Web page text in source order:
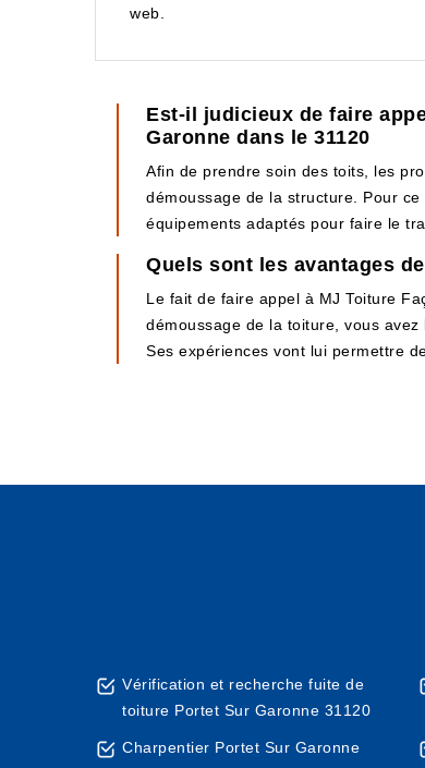
web.
Est-il judicieux de faire
Garonne dans le 31120
Afin de prendre soin des toits, les
démoussage de la structure. Pour
équipements adaptés pour faire le
Quels sont les avantages
Le fait de faire appel à MJ Toiture
démoussage de la toiture, vous
Ses expériences vont lui permettre
Vérification et recherche fuite de
toiture Portet Sur Garonne 31120
Charpentier Portet Sur Garonne